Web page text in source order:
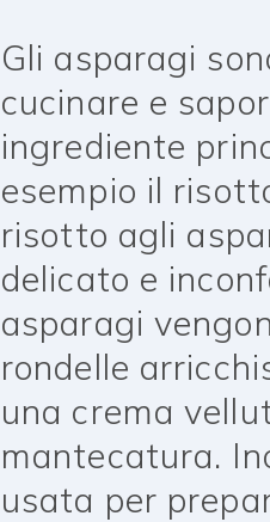
Gli asparagi
cucinare e
ingrediente
esempio il
risotto agli
delicato e
asparagi
rondelle
una crema
mantecatura.
usata per